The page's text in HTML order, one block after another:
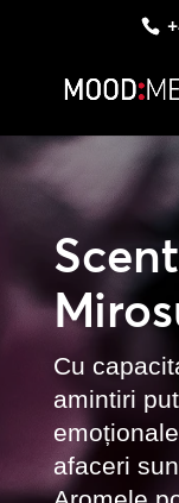
Scent
Cu
amintiri
afaceri